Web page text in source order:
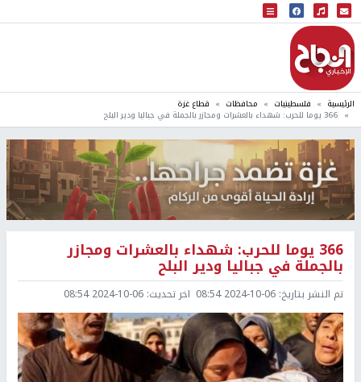
البث المباشر
إذاعة النجاح
الرئيسية فلسطينيات محافظات قطاع غزة
366 يوما للحرب: شهداء بالعشرات ومجازر بالجملة في جباليا ودير البلح
366 يوما للحرب: شهداء بالعشرات ومجازر
بالجملة في جباليا ودير البلح
تم النشر بتاريخ: 2024-10-06 08:54 اخر تحديث: 2024-10-06 08:54